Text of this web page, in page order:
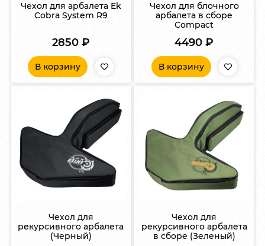
Чехол для арбалета Ek
Cobra System R9
2850 ₽
В корзину
Чехол для блочного
арбалета в сборе
Compact
4490₽
В корзину
Чехол для
рекурсивного арбалета
(Черный)
Чехол для
рекурсивного арбалета
в сборе (Зеленый)